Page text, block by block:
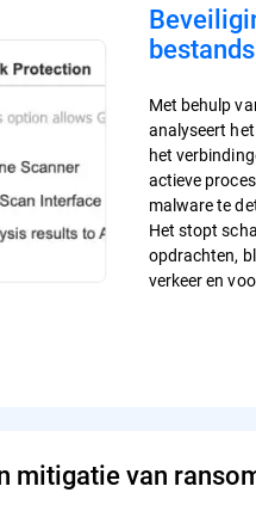
Met behulp
analyseert
het
actieve
malware te
Het stopt
opdrachten,
verkeer en
mitigatie van